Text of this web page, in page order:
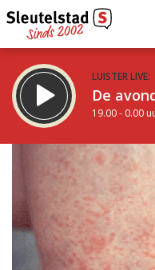
LUISTER LIVE:
De
19.00 - 0.00
STRAKS:
De nacht van
0.00 - 6.00 uur
Vorig uur
Inklappen